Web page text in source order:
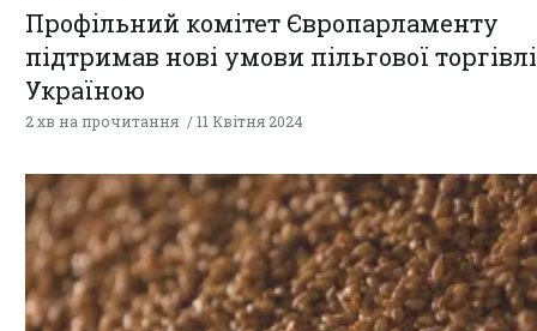
Профільний комітет Європарламенту
підтримав нові умови пільгової
Україною
2 хв на прочитання 11 Квітня 2024